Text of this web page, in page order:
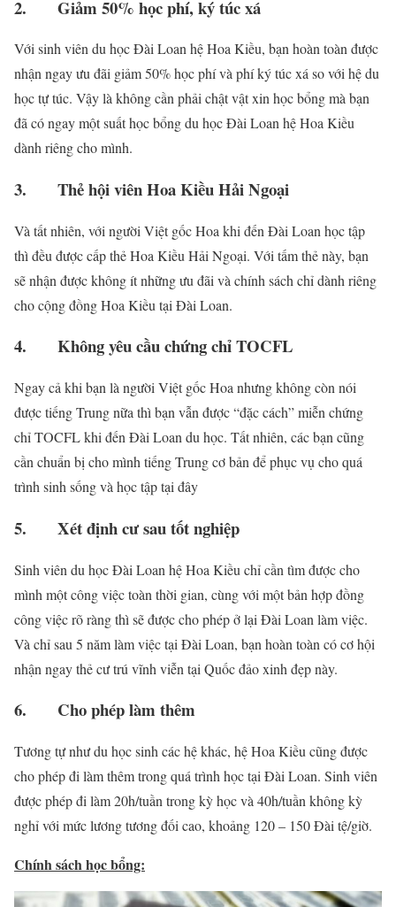
2. Giảm 50% học phí, ký túc xá
Với sinh viên du học Đài Loan hệ Hoa Kiều, bạn hoàn toàn được
nhận ngay ưu đãi giảm 50% học phí và phí ký túc xá so với hệ du
học tự túc. Vậy là không cần phải chật vật xin học bổng mà bạn
đã có ngay một suất học bổng du học Đài Loan hệ Hoa Kiều
dành riêng cho mình.
3. Thẻ hội viên Hoa Kiều Hải Ngoại
Và tất nhiên, với người Việt gốc Hoa khi đến Đài Loan học tập
thì đều được cấp thẻ Hoa Kiều Hải Ngoại. Với tấm thẻ này, bạn
sẽ nhận được không ít những ưu đãi và chính sách chỉ dành riêng
cho cộng đồng Hoa Kiều tại Đài Loan.
4. Không yêu cầu chứng chỉ TOCFL
Ngay cả khi bạn là người Việt gốc Hoa nhưng không còn nói
được tiếng Trung nữa thì bạn vẫn được “đặc cách” miễn chứng
chỉ TOCFL khi đến Đài Loan du học. Tất nhiên, các bạn cũng
cần chuẩn bị cho mình tiếng Trung cơ bản để phục vụ cho quá
trình sinh sống và học tập tại đây
5. Xét định cư sau tốt nghiệp
Sinh viên du học Đài Loan hệ Hoa Kiều chỉ cần tìm được cho
mình một công việc toàn thời gian, cùng với một bản hợp đồng
công việc rõ ràng thì sẽ được cho phép ở lại Đài Loan làm việc.
Và chỉ sau 5 năm làm việc tại Đài Loan, bạn hoàn toàn có cơ hội
nhận ngay thẻ cư trú vĩnh viễn tại Quốc đảo xinh đẹp này.
6. Cho phép làm thêm
Tương tự như du học sinh các hệ khác, hệ Hoa Kiều cũng được
cho phép đi làm thêm trong quá trình học tại Đài Loan. Sinh viên
được phép đi làm 20h/tuần trong kỳ học và 40h/tuần không kỳ
nghỉ với mức lương tương đối cao, khoảng 120 – 150 Đài tệ/giờ.
Chính sách học bổng: